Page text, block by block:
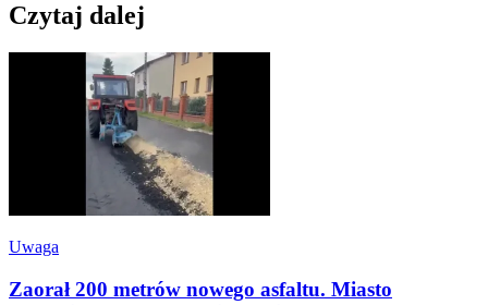
Czytaj dalej
Uwaga
Zaorał 200 metrów nowego asfaltu. Miasto